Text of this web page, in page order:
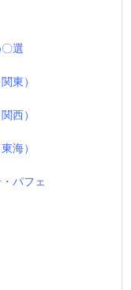
選
東）
西）
海）
パフェ